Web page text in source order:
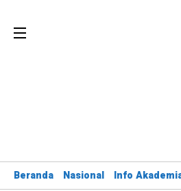
Beranda Nasional Info